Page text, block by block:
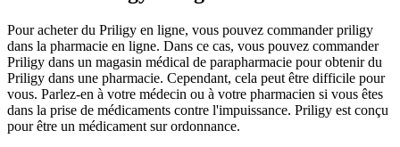
Pour acheter du Priligy en ligne, vous pouvez commander priligy
dans la pharmacie en ligne. Dans ce cas, vous pouvez commander
Priligy dans un magasin médical de parapharmacie pour obtenir du
Priligy dans une pharmacie. Cependant, cela peut être difficile pour
vous. Parlez-en à votre médecin ou à votre pharmacien si vous êtes
dans la prise de médicaments contre l'impuissance. Priligy est conçu
pour être un médicament sur ordonnance.